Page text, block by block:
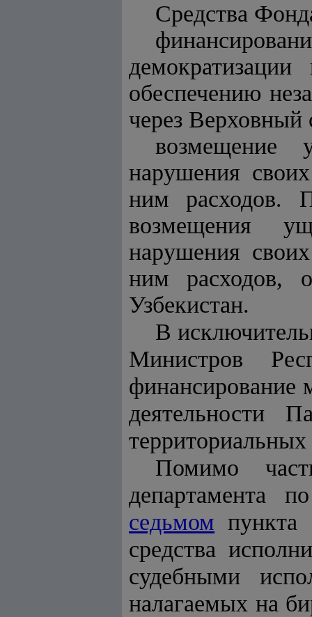
Средства
обеспечению
через Верховный
возмещение
нарушения
ним расходов.
возмещения
нарушения
ним расходов,
Узбекистан.
В
Министров
финансирование
деятельности
Помимо
департамента
седьмом
средства
судебными
налагаемых на